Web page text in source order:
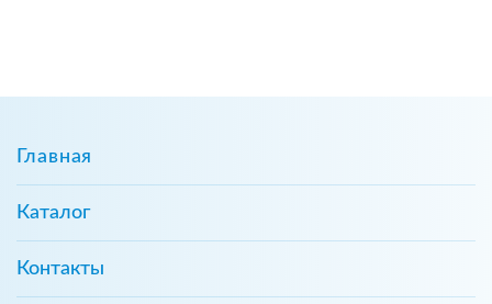
Главная
Каталог
Контакты